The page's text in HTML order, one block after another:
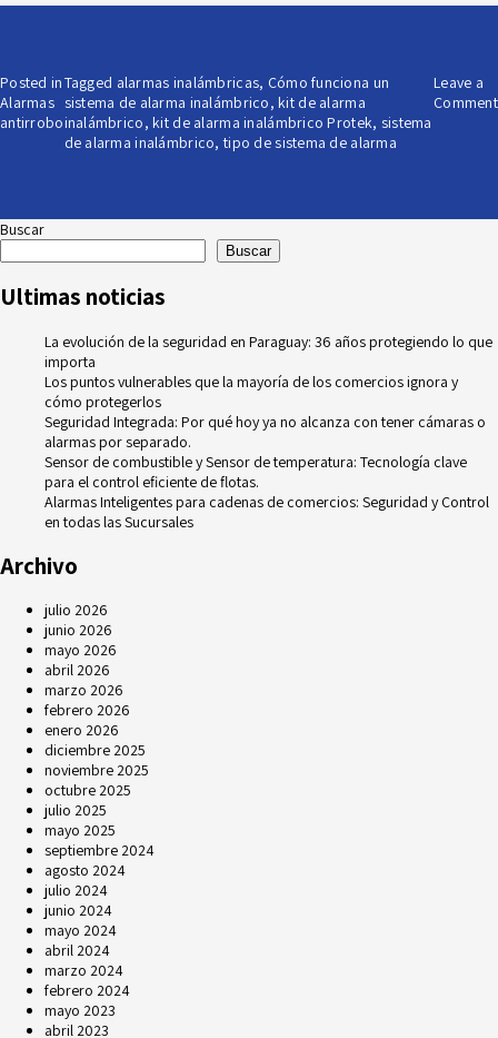
Posted in
Alarmas
antirrobo
Tagged alarmas inalámbricas, Cómo funciona un
sistema de alarma inalámbrico,kit de alarma
inalámbrico,kit de alarma inalámbrico Protek, sistema
de alarma inalámbrico,tipo de sistema de alarma
Leave a
Comment
Buscar
Buscar
Ultimas noticias
La evolución de la seguridad en Paraguay: 36 años protegiendo lo que
importa
Los puntos vulnerables que la mayoría de los comercios ignora y
cómo protegerlos
Seguridad Integrada: Por qué hoy ya no alcanza con tener cámaras o
alarmas por separado.
Sensor de combustible y Sensor de temperatura: Tecnología clave
para el control eficiente de flotas.
Alarmas Inteligentes para cadenas de comercios: Seguridad y Control
en todas las Sucursales
Archivo
julio 2026
junio 2026
mayo 2026
abril 2026
marzo 2026
febrero 2026
enero 2026
diciembre 2025
noviembre 2025
octubre 2025
julio 2025
mayo 2025
septiembre 2024
agosto 2024
julio 2024
junio 2024
mayo 2024
abril 2024
marzo 2024
febrero 2024
mayo 2023
abril 2023